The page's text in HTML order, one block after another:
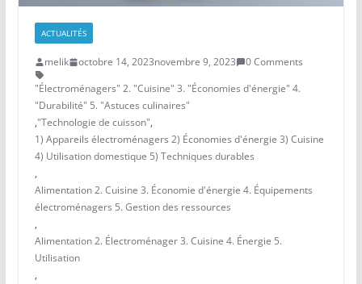
ACTUALITÉS
melik octobre 14, 2023novembre 9, 2023
0 Comments
"Électroménagers" 2. "Cuisine" 3. "Économies d'énergie" 4.
"Durabilité" 5. "Astuces culinaires"
,"Technologie de cuisson",
1) Appareils électroménagers 2) Économies d'énergie 3) Cuisine
4) Utilisation domestique 5) Techniques durables
,
Alimentation 2. Cuisine 3. Économie d'énergie 4. Équipements
électroménagers 5. Gestion des ressources
,
Alimentation 2. Électroménager 3. Cuisine 4. Énergie 5.
Utilisation
,